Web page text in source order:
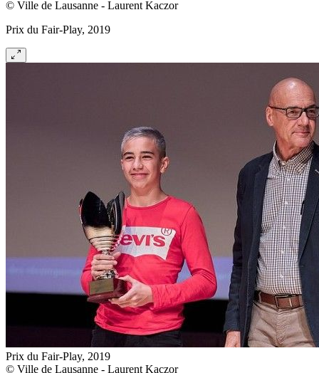
© Ville de Lausanne - Laurent Kaczor
Prix du Fair-Play, 2019
Prix du Fair-Play, 2019
© Ville de Lausanne - Laurent Kaczor